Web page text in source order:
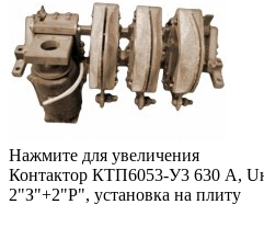
Нажмите для увеличения
Контактор КТП6053-У3 630 А,
2"З"+2"Р", установка на плиту